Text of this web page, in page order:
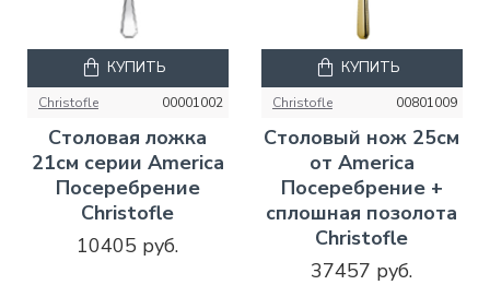
Christofle 00001002
Столовая ложка
21см серии America
Посеребрение
Christofle
10405 руб.
КУПИТЬ
Christofle 00801009
Столовый нож 25см
от America
Посеребрение +
сплошная позолота
Christofle
37457 руб.
КУПИТЬ